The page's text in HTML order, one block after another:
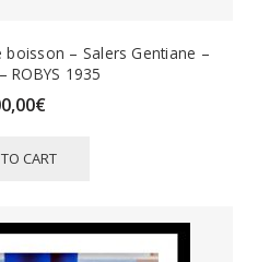
– Salers Gentiane –
ROBYS 1935
€
CART